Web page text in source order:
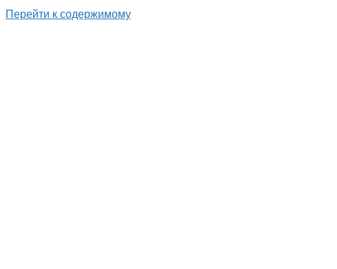
Перейти к содержимому